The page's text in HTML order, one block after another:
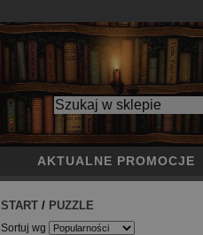
AKTUALNE PROMOCJE
START / PUZZLE
Sortuj wg